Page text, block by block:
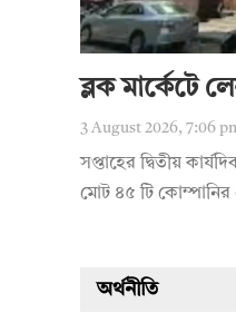
ব্লক মার্কেটে
3 August 2026, 7:06
সপ্তাহের দ্বিতীয়
মোট ৪৫ টি কোম্পানির
অর্থনীতি